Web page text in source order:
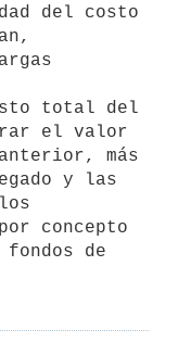
del costo
el valor
más
y las
concepto
de